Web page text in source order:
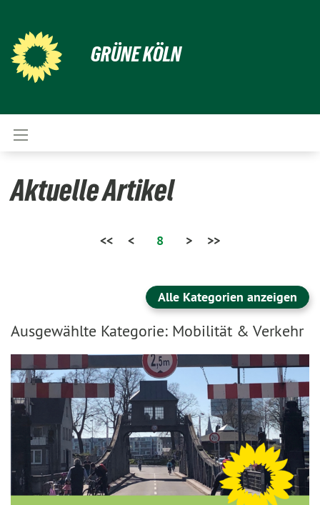
GRÜNE KÖLN
Aktuelle Artikel
<< < 8 > >>
Alle Kategorien anzeigen
Ausgewählte Kategorie: Mobilität & Verkehr